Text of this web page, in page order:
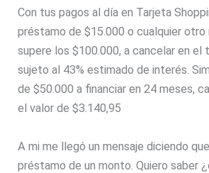
Con tus pagos al día en Tarjeta
préstamo de $15.000 o cualquier otro
supere los $100.000, a cancelar en el
sujeto al 43% estimado de interés.
de $50.000 a financiar en 24 meses,
el valor de $3.140,95
A mi me llegó un mensaje diciendo
préstamo de un monto. Quiero saber